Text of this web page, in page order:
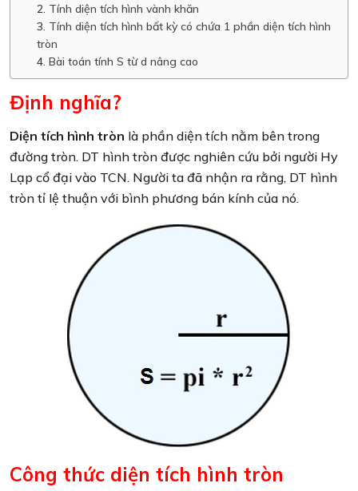
Tính diện tích hình vành khăn
Tính diện tích hình bất kỳ có chứa 1 phần diện tích hình
tròn
Bài toán tính S từ d nâng cao
Định nghĩa?
Diện tích hình tròn là phần diện tích nằm bên trong
đường tròn. DT hình tròn được nghiên cứu bởi người Hy
Lạp cổ đại vào TCN. Người ta đã nhận ra rằng, DT hình
tròn tỉ lệ thuận với bình phương bán kính của nó.
Công thức diện tích hình tròn